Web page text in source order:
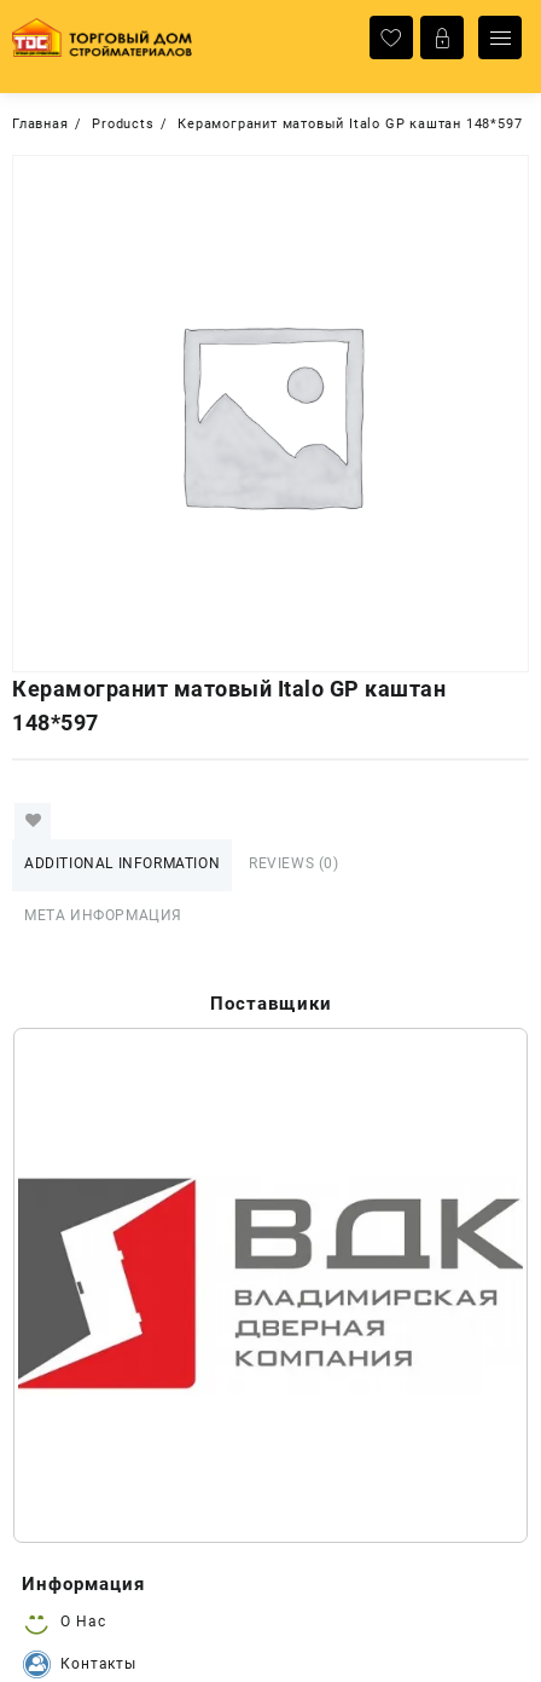
содержимому
Главная Products Керамогранит матовый Italo GP каштан 148*597
Керамогранит матовый Italo GP каштан
148*597
ADDITIONAL INFORMATION REVIEWS (0)
МЕТА ИНФОРМАЦИЯ
Поставщики
Информация
О Нас
Контакты